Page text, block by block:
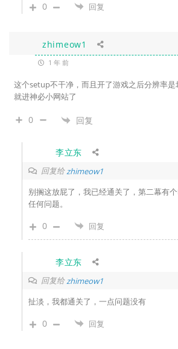
0 回复
zhimeow1
1 年 前
这个setup不干净，而且开了游戏之后分辨率
就进神必小网站了
0 回复
李立东
回复给zhimeow1
别搁这放屁了，我已经通关了，第二幕有
任何问题。
0 回复
李立东
回复给zhimeow1
扯淡，我都通关了，一点问题没有
0 回复